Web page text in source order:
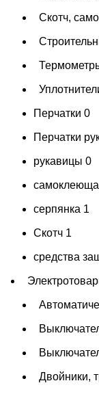
Скотч,
Перчатки 0
Перчатки
рукавицы 0
серпянка 1
Скотч 1
средства
Двойники,